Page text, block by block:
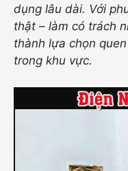
dụng lâu dài. Với
thật – làm có trách
thành lựa chọn
trong khu vực.